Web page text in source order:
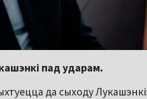
пад ударам.
да сыходу